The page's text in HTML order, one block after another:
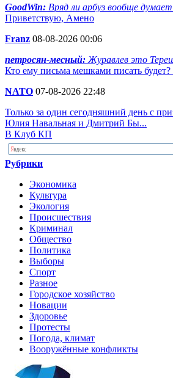
GoodWin: Вряд ли арбуз вообще
Приветствую, Амено
Franz 08-08-2026 00:06
петросян-месный: Журавлев это
Кто ему письма мешками писать
NATO 07-08-2026 22:48
Только за один сегодняшний день с
Юлия Навальная и Дмитрий Бы...
В Клуб КП
Рубрики
Экономика
Культура
Экология
Происшествия
Криминал
Общество
Политика
Выборы
Спорт
Разное
Городское хозяйство
Новации
Здоровье
Протесты
Погода, климат
Вооружённые конфликты